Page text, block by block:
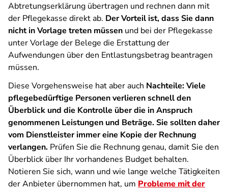
Abtretungserklärung übertragen und rechnen dann mit
der Pflegekasse direkt ab. Der Vorteil ist, dass Sie dann
nicht in Vorlage treten müssen und bei der Pflegekasse
unter Vorlage der Belege die Erstattung der
Aufwendungen über den Entlastungsbetrag beantragen
müssen.
Diese Vorgehensweise hat aber auch Nachteile: Viele
pflegebedürftige Personen verlieren schnell den
Überblick und die Kontrolle über die in Anspruch
genommenen Leistungen und Beträge. Sie sollten daher
vom Dienstleister immer eine Kopie der Rechnung
verlangen. Prüfen Sie die Rechnung genau, damit Sie den
Überblick über Ihr vorhandenes Budget behalten.
Notieren Sie sich, wann und wie lange welche Tätigkeiten
der Anbieter übernommen hat, um Probleme mit der